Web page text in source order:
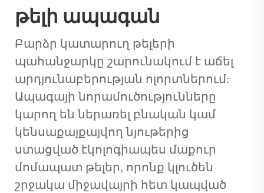
թելի ապագան
Բարձր կատարուղ թելերի
պահանջարկը շարունակում է աճել
արդյունաբերության ոլորտներում:
Ապագայի նորամուծությունները
կարող են ներառել բնական կամ
կենսաքայքայվող նյութերից
ստացված էկոլոգիապես մաքուր
մոմապատ թելեր, որոնք կլուծեն
շրջակա միջավայրի հետ կապված